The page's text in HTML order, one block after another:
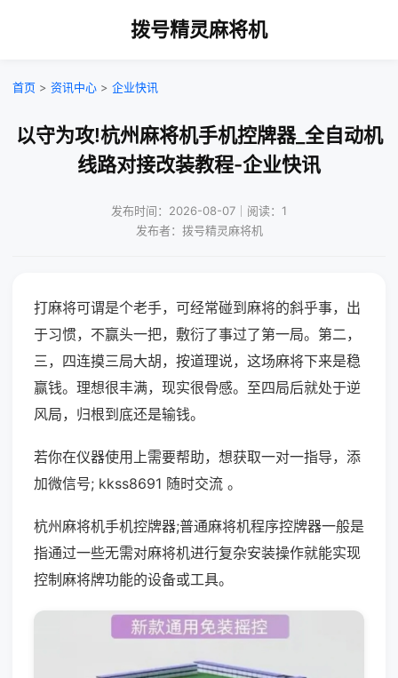
拨号精灵麻将机
首页 > 资讯中心 > 企业快讯
以守为攻!杭州麻将机手机控牌器_全自动机
线路对接改装教程-企业快讯
发布时间：2026-08-07｜阅读：1
发布者：拨号精灵麻将机
打麻将可谓是个老手，可经常碰到麻将的斜乎事，出
于习惯，不赢头一把，敷衍了事过了第一局。第二，
三，四连摸三局大胡，按道理说，这场麻将下来是稳
赢钱。理想很丰满，现实很骨感。至四局后就处于逆
风局，归根到底还是输钱。
若你在仪器使用上需要帮助，想获取一对一指导，添
加微信号; kkss8691 随时交流 。
杭州麻将机手机控牌器;普通麻将机程序控牌器一般是
指通过一些无需对麻将机进行复杂安装操作就能实现
控制麻将牌功能的设备或工具。